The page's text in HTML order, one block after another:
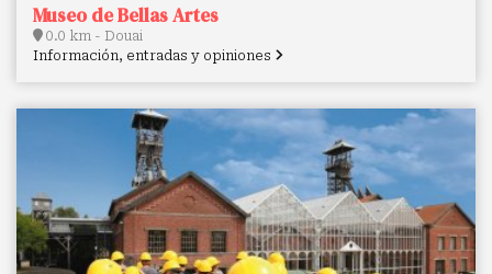
Museo de Bellas Artes
0.0 km - Douai
Información, entradas y opiniones